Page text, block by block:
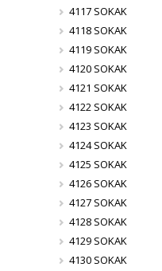
4117 SOKAK
4118 SOKAK
4119 SOKAK
4120 SOKAK
4121 SOKAK
4122 SOKAK
4123 SOKAK
4124 SOKAK
4125 SOKAK
4126 SOKAK
4127 SOKAK
4128 SOKAK
4129 SOKAK
4130 SOKAK